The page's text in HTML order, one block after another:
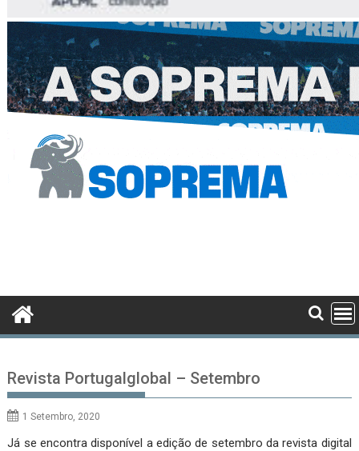
Revista Portugalglobal – Setembro
1 Setembro, 2020
Já se encontra disponível a edição de setembro da revista digital